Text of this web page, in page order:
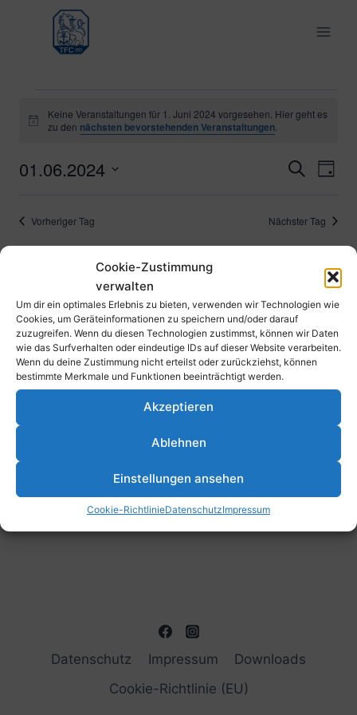
Cookie-Zustimmung
verwalten
Um dir ein optimales Erlebnis zu bieten, verwenden wir Technologien wie
Cookies, um Geräteinformationen zu speichern und/oder darauf
zuzugreifen. Wenn du diesen Technologien zustimmst, können wir Daten
wie das Surfverhalten oder eindeutige IDs auf dieser Website verarbeiten.
Wenn du deine Zustimmung nicht erteilst oder zurückziehst, können
bestimmte Merkmale und Funktionen beeinträchtigt werden.
Akzeptieren
Ablehnen
Einstellungen ansehen
Cookie-RichtlinieDatenschutzImpressum
springen
Veranstaltungen
1.
Juni
Hinweis
Keine Veranstaltungen für 1. Juni 2024 vorgesehen. Hier geht es
zu den nächsten bevorstehenden Veranstaltungen
und
SucheTag
01.06.2024
wählen.
Vorheriger Tag Nächster Tag
Kalender abonnieren
Datenschutz Impressum
Downloads
Cookie-Richtlinie (EU)